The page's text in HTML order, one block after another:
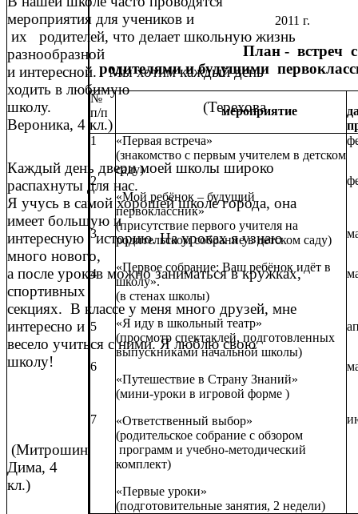
мероприятия для учеников и
их родителей, что делает школьную жизнь
разнообразной
и интересной. Мы хотим каждый день
ходить в любимую
школу. (Терехова
Вероника, 4 кл.)
Каждый день двери моей школы широко
распахнуты для нас.
Я учусь в самой хорошей школе города, она
имеет большую и
интересную историю. На уроках я узнаю
много нового,
а после уроков можно заниматься в кружках,
спортивных
секциях. В классе у меня много друзей, мне
интересно и
весело учиться с ними. Я люблю свою
школу!
(Митрошин
Дима, 4
кл.)
2011 г.
План - встреч с
родителями и будущими
№
п/п
мероприятие
1
2
3
4
5
6
7
«Первая встреча»
(знакомство с первым учителем в детском
саду)
«Мой ребёнок – будущий
первоклассник»
(присутствие первого учителя на
родительском собрание в детском саду)
«Первое собрание: Ваш ребёнок идёт в
школу».
(в стенах школы)
«Я иду в школьный театр»
(просмотр спектаклей, подготовленных
выпускниками начальной школы)
«Путешествие в Страну Знаний»
(мини-уроки в игровой форме )
«Ответственный выбор»
(родительское собрание с обзором
программ и учебно-методический
комплект)
«Первые уроки»
(подготовительные занятия, 2 недели)